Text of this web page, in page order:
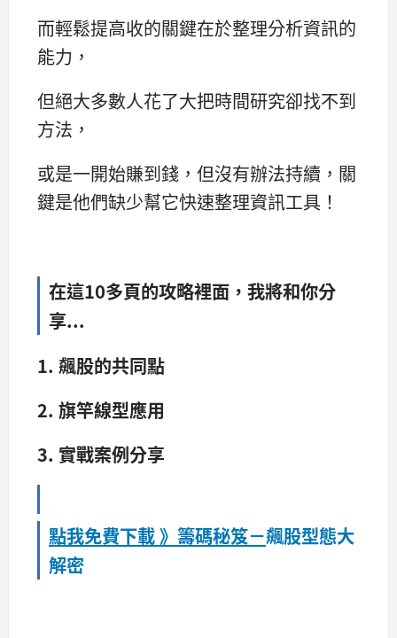
而輕鬆提高收的關鍵在於整理分析資訊的
能力，
但絕大多數人花了大把時間研究卻找不到
方法，
或是一開始賺到錢，但沒有辦法持續，關
鍵是他們缺少幫它快速整理資訊工具！
在這10多頁的攻略裡面，我將和你分
享...
1. 飆股的共同點
2. 旗竿線型應用
3. 實戰案例分享
點我免費下載 》 籌碼秘笈－飆股型態大
解密